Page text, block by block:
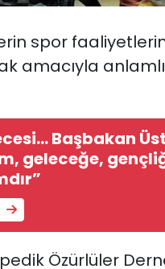
spor
amacıyla
Başbakan
geleceğe,
Özürlüler